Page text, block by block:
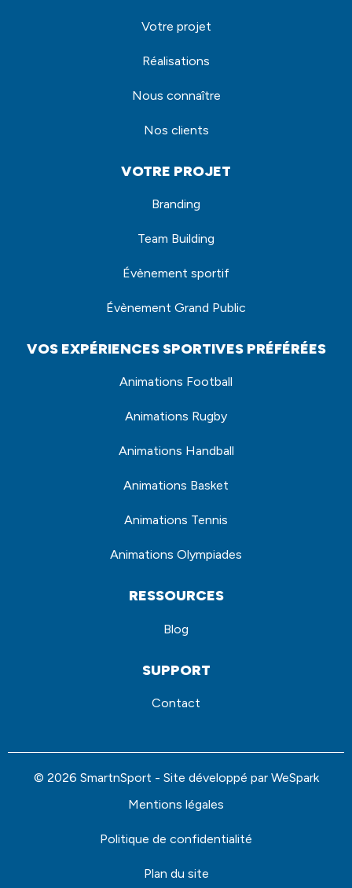
Votre projet
Réalisations
Nous connaître
Nos clients
VOTRE PROJET
Branding
Team Building
Évènement sportif
Évènement Grand Public
VOS EXPÉRIENCES SPORTIVES PRÉFÉRÉES
Animations Football
Animations Rugby
Animations Handball
Animations Basket
Animations Tennis
Animations Olympiades
RESSOURCES
Blog
SUPPORT
Contact
© 2026 SmartnSport - Site développé par WeSpark
Mentions légales
Politique de confidentialité
Plan du site